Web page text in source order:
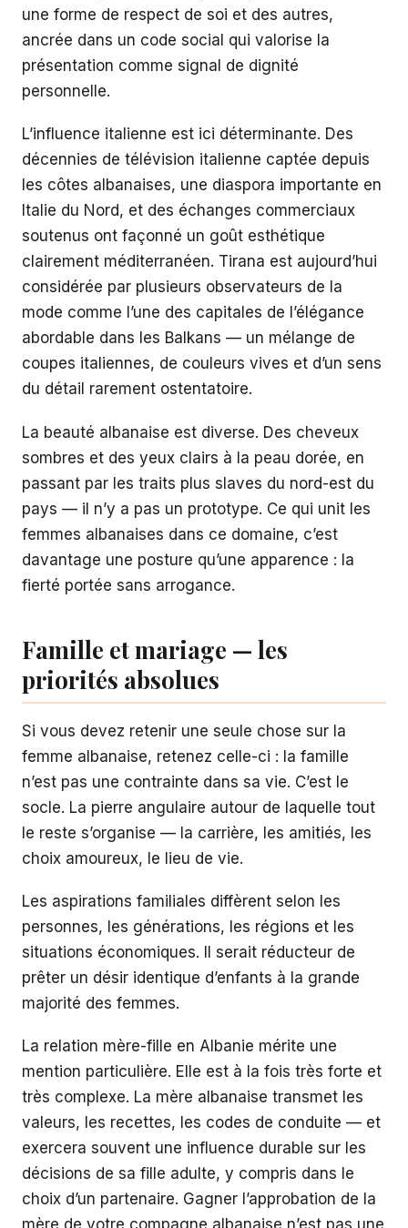
une forme de respect de soi et des autres,
ancrée dans un code social qui valorise la
présentation comme signal de dignité
personnelle.
L’influence italienne est ici déterminante. Des
décennies de télévision italienne captée depuis
les côtes albanaises, une diaspora importante en
Italie du Nord, et des échanges commerciaux
soutenus ont façonné un goût esthétique
clairement méditerranéen. Tirana est aujourd’hui
considérée par plusieurs observateurs de la
mode comme l’une des capitales de l’élégance
abordable dans les Balkans — un mélange de
coupes italiennes, de couleurs vives et d’un sens
du détail rarement ostentatoire.
La beauté albanaise est diverse. Des cheveux
sombres et des yeux clairs à la peau dorée, en
passant par les traits plus slaves du nord-est du
pays — il n’y a pas un prototype. Ce qui unit les
femmes albanaises dans ce domaine, c’est
davantage une posture qu’une apparence : la
fierté portée sans arrogance.
Famille et mariage — les
priorités absolues
Si vous devez retenir une seule chose sur la
femme albanaise, retenez celle-ci : la famille
n’est pas une contrainte dans sa vie. C’est le
socle. La pierre angulaire autour de laquelle tout
le reste s’organise — la carrière, les amitiés, les
choix amoureux, le lieu de vie.
Les aspirations familiales diffèrent selon les
personnes, les générations, les régions et les
situations économiques. Il serait réducteur de
prêter un désir identique d’enfants à la grande
majorité des femmes.
La relation mère-fille en Albanie mérite une
mention particulière. Elle est à la fois très forte et
très complexe. La mère albanaise transmet les
valeurs, les recettes, les codes de conduite — et
exercera souvent une influence durable sur les
décisions de sa fille adulte, y compris dans le
choix d’un partenaire. Gagner l’approbation de la
mère de votre compagne albanaise n’est pas une